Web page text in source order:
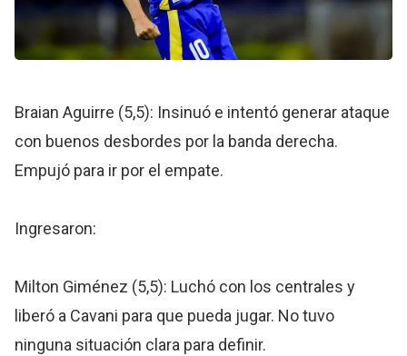
Braian Aguirre (5,5): Insinuó e intentó generar ataque
con buenos desbordes por la banda derecha.
Empujó para ir por el empate.
Ingresaron:
Milton Giménez (5,5): Luchó con los centrales y
liberó a Cavani para que pueda jugar. No tuvo
ninguna situación clara para definir.